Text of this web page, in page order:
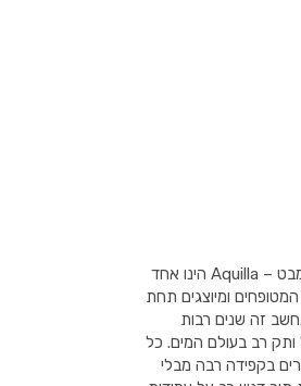
מותג הברזים ואביזרי האמבט – Aquilla הינו אחד
ומיוצגים תחת
זה שנים רבות
ותק רב בעולם המים. כל
בקפידה רבה מבלי